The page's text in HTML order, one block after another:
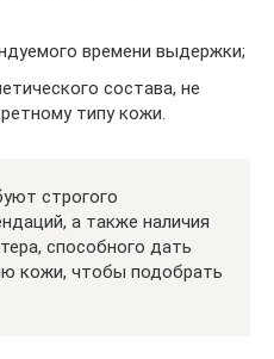
времени выдержки;
состава, не
типу кожи.
строгого
а также наличия
способного дать
кожи, чтобы подобрать